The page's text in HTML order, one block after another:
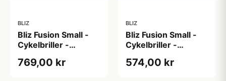
BLIZ
Bliz Fusion Small -
Cykelbriller -
769,00 kr
BLIZ
Bliz Fusion Small -
Cykelbriller -
Multi
574,00 kr